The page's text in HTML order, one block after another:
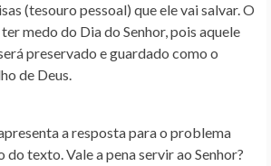
(tesouro pessoal) que ele vai salvar. O
medo do Dia do Senhor, pois aquele
preservado e guardado como o
de Deus.
a resposta para o problema
do texto. Vale a pena servir ao Senhor?